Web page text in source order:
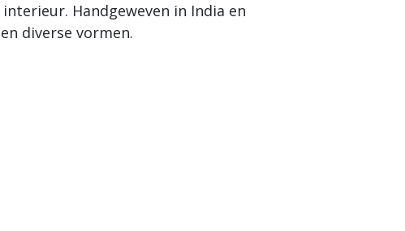
Handgeweven in India en
diverse vormen.